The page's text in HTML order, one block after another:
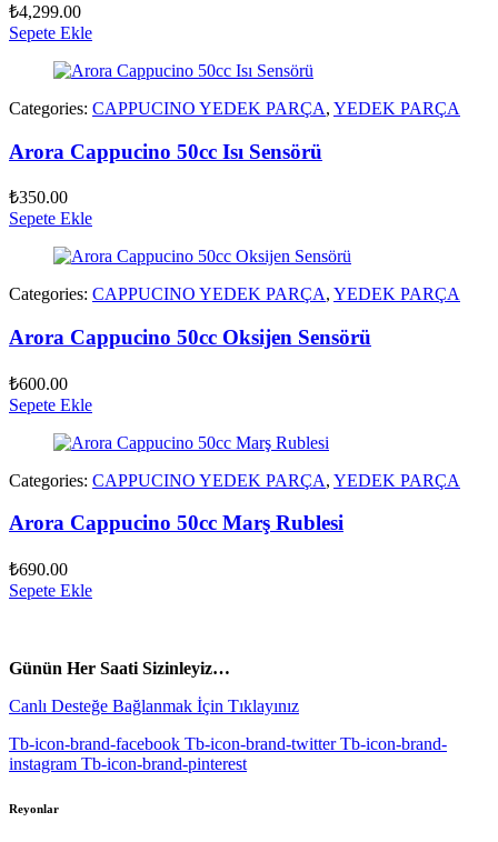
₺4,299.00
Sepete Ekle
Categories: CAPPUCINO YEDEK PARÇA, YEDEK PARÇA
Arora Cappucino 50cc Isı Sensörü
₺350.00
Sepete Ekle
Categories: CAPPUCINO YEDEK PARÇA, YEDEK PARÇA
Arora Cappucino 50cc Oksijen Sensörü
₺600.00
Sepete Ekle
Categories: CAPPUCINO YEDEK PARÇA, YEDEK PARÇA
Arora Cappucino 50cc Marş Rublesi
₺690.00
Sepete Ekle
Günün Her Saati Sizinleyiz…
Canlı Desteğe Bağlanmak İçin Tıklayınız
Tb-icon-brand-facebook Tb-icon-brand-twitter Tb-icon-brand-
instagram Tb-icon-brand-pinterest
Reyonlar